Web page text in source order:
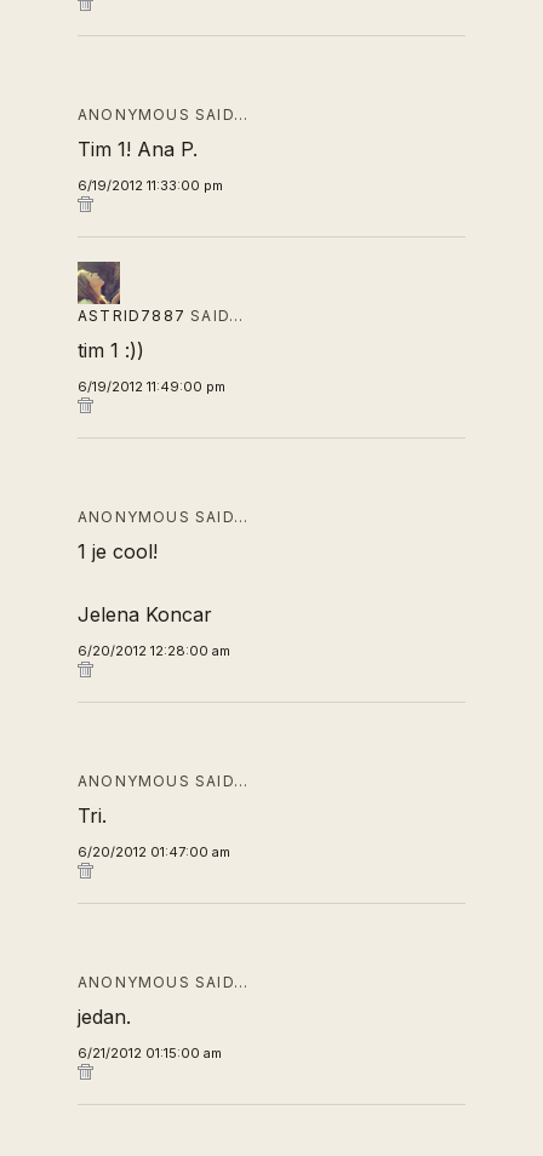
ANONYMOUS SAID…
Tim 1! Ana P.
6/19/2012 11:33:00 pm
ASTRID7887 SAID…
tim 1 :))
6/19/2012 11:49:00 pm
ANONYMOUS SAID…
1 je cool!
Jelena Koncar
6/20/2012 12:28:00 am
ANONYMOUS SAID…
Tri.
6/20/2012 01:47:00 am
ANONYMOUS SAID…
jedan.
6/21/2012 01:15:00 am